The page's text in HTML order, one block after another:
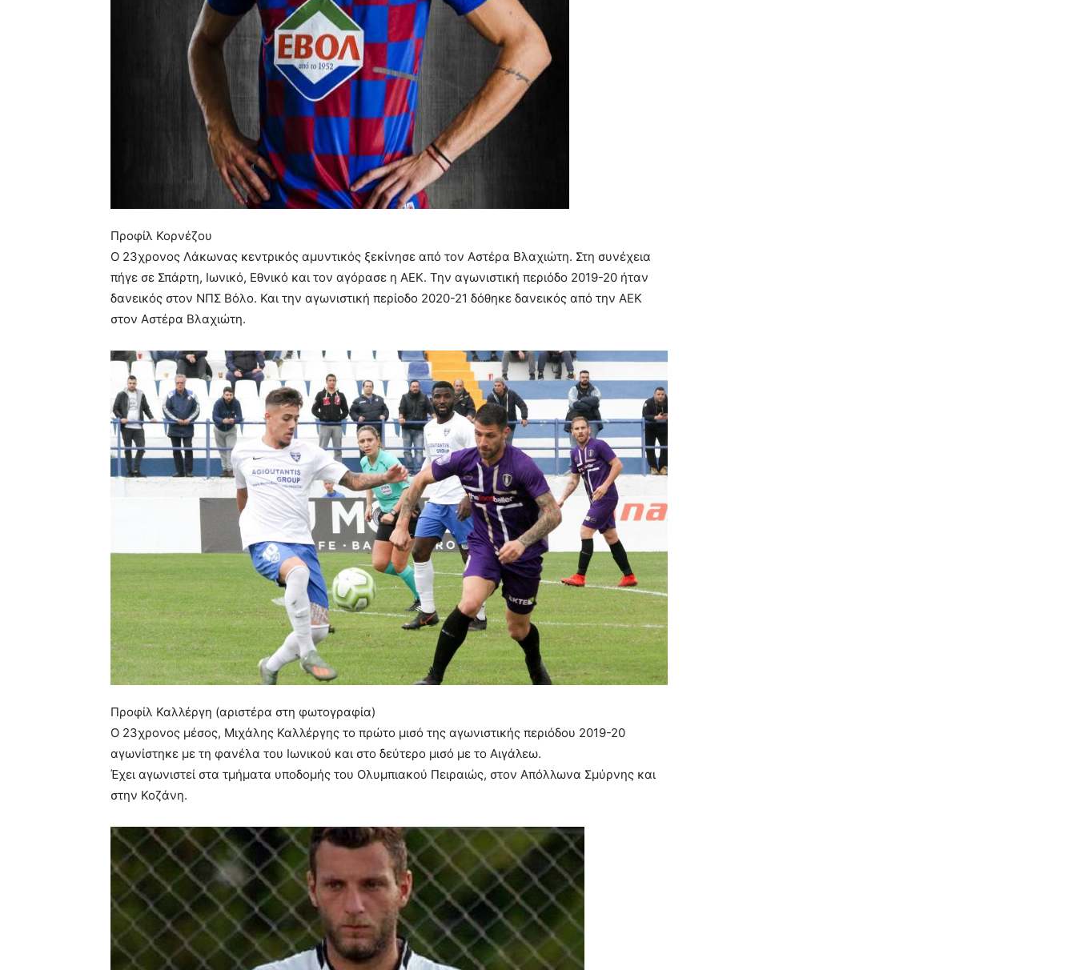
Προφίλ Κορνέζου
Ο 23χρονος Λάκωνας κεντρικός αμυντικός ξεκίνησε από τον Αστέρα Βλαχιώτη. Στη συνέχεια
πήγε σε Σπάρτη, Ιωνικό, Εθνικό και τον αγόρασε η ΑΕΚ. Την αγωνιστική περιόδο 2019-20 ήταν
δανεικός στον ΝΠΣ Βόλο. Και την αγωνιστική περίοδο 2020-21 δόθηκε δανεικός από την ΑΕΚ
στον Αστέρα Βλαχιώτη.
Προφίλ Καλλέργη (αριστέρα στη φωτογραφία)
Ο 23χρονος μέσος, Μιχάλης Καλλέργης το πρώτο μισό της αγωνιστικής περιόδου 2019-20
αγωνίστηκε με τη φανέλα του Ιωνικού και στο δεύτερο μισό με το Αιγάλεω.
Έχει αγωνιστεί στα τμήματα υποδομής του Ολυμπιακού Πειραιώς, στον Απόλλωνα Σμύρνης και
στην Κοζάνη.